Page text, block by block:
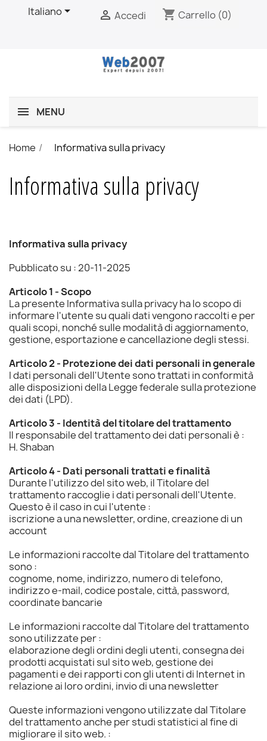
Italiano  Accedi shopping_cart Carrello (0)
MENU
Home Informativa sulla privacy
Informativa sulla privacy
Informativa sulla privacy
Pubblicato su : 20-11-2025
Articolo 1 - Scopo
La presente Informativa sulla privacy ha lo scopo di
informare l'utente su quali dati vengono raccolti e per
quali scopi, nonché sulle modalità di aggiornamento,
gestione, esportazione e cancellazione degli stessi.
Articolo 2 - Protezione dei dati personali in generale
I dati personali dell'Utente sono trattati in conformità
alle disposizioni della Legge federale sulla protezione
dei dati (LPD).
Articolo 3 - Identità del titolare del trattamento
Il responsabile del trattamento dei dati personali è :
H. Shaban
Articolo 4 - Dati personali trattati e finalità
Durante l'utilizzo del sito web, il Titolare del
trattamento raccoglie i dati personali dell'Utente.
Questo è il caso in cui l'utente :
iscrizione a una newsletter, ordine, creazione di un
account
Le informazioni raccolte dal Titolare del trattamento
sono :
cognome, nome, indirizzo, numero di telefono,
indirizzo e-mail, codice postale, città, password,
coordinate bancarie
Le informazioni raccolte dal Titolare del trattamento
sono utilizzate per :
elaborazione degli ordini degli utenti, consegna dei
prodotti acquistati sul sito web, gestione dei
pagamenti e dei rapporti con gli utenti di Internet in
relazione ai loro ordini, invio di una newsletter
Queste informazioni vengono utilizzate dal Titolare
del trattamento anche per studi statistici al fine di
migliorare il sito web. :